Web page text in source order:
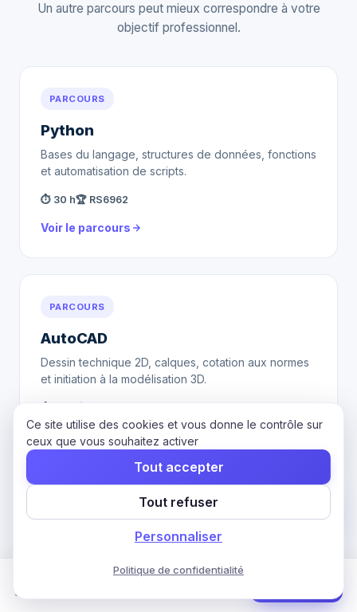
Un autre parcours peut mieux correspondre à votre
objectif professionnel.
PARCOURS
Python
Bases du langage, structures de données, fonctions
et automatisation de scripts.
⏱ 30 h🏆 RS6962
Voir le parcours
PARCOURS
AutoCAD
Dessin technique 2D, calques, cotation aux normes
et initiation à la modélisation 3D.
Voir le parcours
Tracés vectoriels, Pathfinder, couleurs, typographie
Formation Photoshop
30 h · 2 mois · CPF
Ce site utilise des cookies et vous donne le contrôle sur
ceux que vous souhaitez activer
Tout accepter
Tout refuser
Personnaliser
Politique de confidentialité